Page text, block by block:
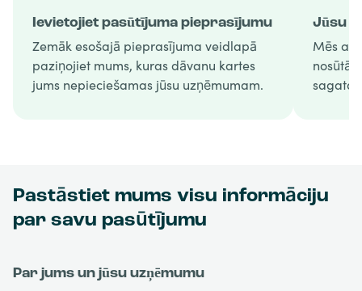
Ievietojiet pasūtījuma pieprasījumu
Zemāk esošajā pieprasījuma veidlapā
paziņojiet mums, kuras dāvanu kartes
jums nepieciešamas jūsu uzņēmumam.
Jūsu
Mēs
Pastāstiet mums visu informāciju
par savu pasūtījumu
Par jums un jūsu uzņēmumu